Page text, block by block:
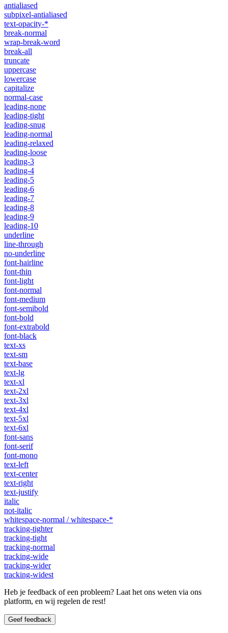
antialiased
subpixel-antialiased
text-opacity-*
break-normal
wrap-break-word
break-all
truncate
uppercase
lowercase
capitalize
normal-case
leading-none
leading-tight
leading-snug
leading-normal
leading-relaxed
leading-loose
leading-3
leading-4
leading-5
leading-6
leading-7
leading-8
leading-9
leading-10
underline
line-through
no-underline
font-hairline
font-thin
font-light
font-normal
font-medium
font-semibold
font-bold
font-extrabold
font-black
text-xs
text-sm
text-base
text-lg
text-xl
text-2xl
text-3xl
text-4xl
text-5xl
text-6xl
font-sans
font-serif
font-mono
text-left
text-center
text-right
text-justify
italic
not-italic
whitespace-normal / whitespace-*
tracking-tighter
tracking-tight
tracking-normal
tracking-wide
tracking-wider
tracking-widest
Heb je feedback of een probleem? Laat het ons weten via ons
platform, en wij regelen de rest!
Geef feedback